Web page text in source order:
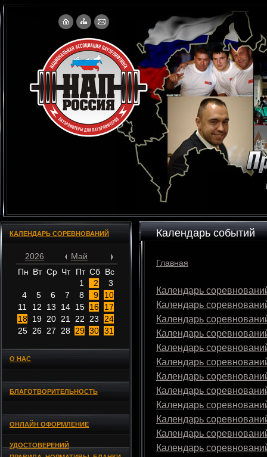
КАЛЕНДАРЬ СОРЕВНОВАНИЙ
2026
Май
Пн Вт Ср Чт Пт Сб Вс
1
2
3
4
5 6 7 8 9
10
11
12 13 14 15 16
17
18 19 20 21 22 23
24
25 26 27 28 29 30 31
О НАС
БЛАГОТВОРИТЕЛЬНОСТЬ
ОНЛАЙН ОФОРМЛЕНИЕ
УДОСТОВЕРЕНИЙ
Календарь событий
Главная
Календарь
Календарь
Календарь
Календарь
Календарь
Календарь
Календарь
Календарь
Календарь
Календарь
Календарь
Календарь